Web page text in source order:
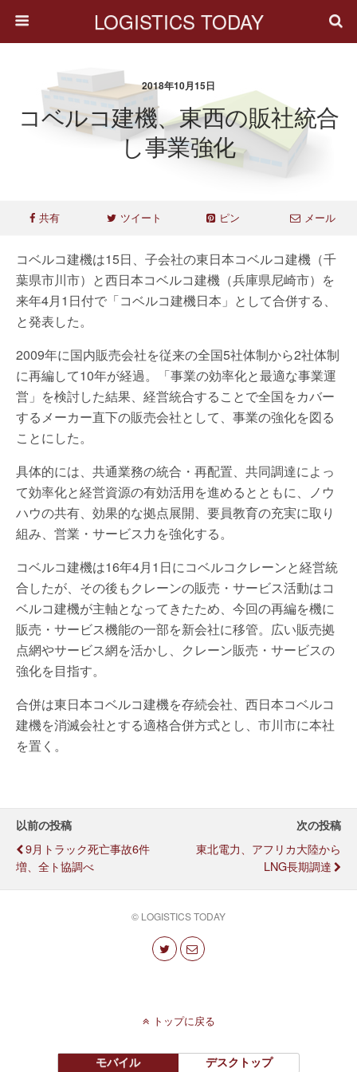
LOGISTICS TODAY
2018年10月15日
コベルコ建機、東西の販社統合
し事業強化
共有 ツイート ピン メール
コベルコ建機は15日、子会社の東日本コベルコ建機（千
葉県市川市）と西日本コベルコ建機（兵庫県尼崎市）を
来年4月1日付で「コベルコ建機日本」として合併する、
と発表した。
2009年に国内販売会社を従来の全国5社体制から2社体制
に再編して10年が経過。「事業の効率化と最適な事業運
営」を検討した結果、経営統合することで全国をカバー
するメーカー直下の販売会社として、事業の強化を図る
ことにした。
具体的には、共通業務の統合・再配置、共同調達によっ
て効率化と経営資源の有効活用を進めるとともに、ノウ
ハウの共有、効果的な拠点展開、要員教育の充実に取り
組み、営業・サービス力を強化する。
コベルコ建機は16年4月1日にコベルコクレーンと経営統
合したが、その後もクレーンの販売・サービス活動はコ
ベルコ建機が主軸となってきたため、今回の再編を機に
販売・サービス機能の一部を新会社に移管。広い販売拠
点網やサービス網を活かし、クレーン販売・サービスの
強化を目指す。
合併は東日本コベルコ建機を存続会社、西日本コベルコ
建機を消滅会社とする適格合併方式とし、市川市に本社
を置く。
以前の投稿
9月トラック死亡事故6件
増、全ト協調べ
次の投稿
東北電力、アフリカ大陸から
LNG長期調達
© LOGISTICS TODAY
トップに戻る
モバイル デスクトップ